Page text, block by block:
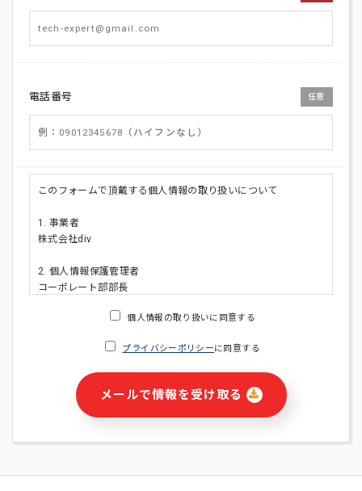
電話番号 任意
このフォームで頂戴する個人情報の取り扱いについて
1. 事業者
株式会社div
2. 個人情報保護管理者
コーポレート部部長
・ご請求された資料の送付のため
・本サービス及び本サービスに関連する情報(当社及び第三者の
サービス又は商品等の広告配信・宣伝を含みますが、それらに
個人情報の取り扱いに同意する
プライバシーポリシーに同意する
メールで情報を受け取る